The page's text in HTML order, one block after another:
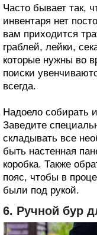
Часто бывает так,
инвентаря нет
вам приходится
граблей, лейки,
которые нужны во
поиски
всегда.
Надоело собирать
Заведите
складывать все
быть настенная
коробка. Также
пояс, чтобы в
были под рукой.
6. Ручной бур